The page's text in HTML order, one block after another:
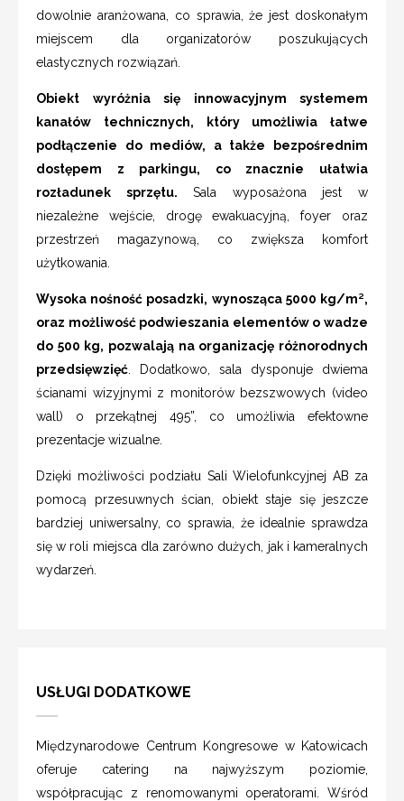
dowolnie aranżowana, co sprawia, że jest doskonałym
miejscem dla organizatorów poszukujących
elastycznych rozwiązań.
Obiekt wyróżnia się innowacyjnym systemem
kanałów technicznych, który umożliwia łatwe
podłączenie do mediów, a także bezpośrednim
dostępem z parkingu, co znacznie ułatwia
rozładunek sprzętu. Sala wyposażona jest w
niezależne wejście, drogę ewakuacyjną, foyer oraz
przestrzeń magazynową, co zwiększa komfort
użytkowania.
Wysoka nośność posadzki, wynosząca 5000 kg/m²,
oraz możliwość podwieszania elementów o wadze
do 500 kg, pozwalają na organizację różnorodnych
przedsięwzięć . Dodatkowo, sala dysponuje dwiema
ścianami wizyjnymi z monitorów bezszwowych (video
wall) o przekątnej 495”, co umożliwia efektowne
prezentacje wizualne.
Dzięki możliwości podziału Sali Wielofunkcyjnej AB za
pomocą przesuwnych ścian, obiekt staje się jeszcze
bardziej uniwersalny, co sprawia, że idealnie sprawdza
się w roli miejsca dla zarówno dużych, jak i kameralnych
wydarzeń.
USŁUGI DODATKOWE
Międzynarodowe Centrum Kongresowe w Katowicach
oferuje catering na najwyższym poziomie,
współpracując z renomowanymi operatorami. Wśród